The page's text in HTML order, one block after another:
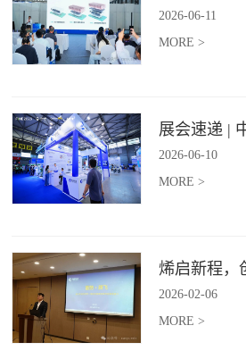
2026-06-11
MORE >
2026-06-10
MORE >
2026-02-06
MORE >